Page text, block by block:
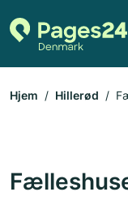
Hjem Hillerød